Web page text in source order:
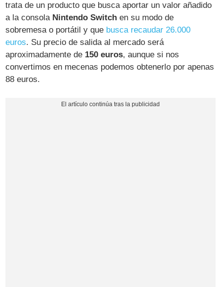
trata de un producto que busca aportar un valor añadido
a la consola Nintendo Switch en su modo de
sobremesa o portátil y que busca recaudar 26.000
euros. Su precio de salida al mercado será
aproximadamente de 150 euros, aunque si nos
convertimos en mecenas podemos obtenerlo por apenas
88 euros.